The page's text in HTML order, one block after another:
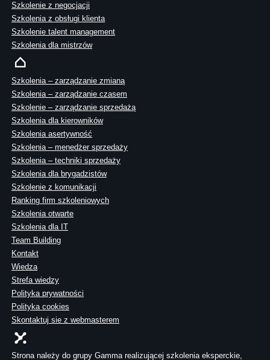
Szkolenie z negocjacji
Szkolenia z obsługi klienta
Szkolenie talent management
Szkolenia dla mistrzów
Szkolenia – zarządzanie zmianą
Szkolenia – zarządzanie czasem
Szkolenie – zarządzanie sprzedażą
Szkolenia dla kierowników
Szkolenia asertywność
Szkolenia – menedżer sprzedaży
Szkolenia – techniki sprzedaży
Szkolenia dla brygadzistów
Szkolenie z komunikacji
Ranking firm szkoleniowych
Szkolenia otwarte
Szkolenia dla IT
Team Building
Kontakt
Wiedza
Strefa wiedzy
Polityka prywatności
Polityka cookies
Skontaktuj sie z webmasterem
Strona należy do grupy Gamma realizującej szkolenia eksperckie,